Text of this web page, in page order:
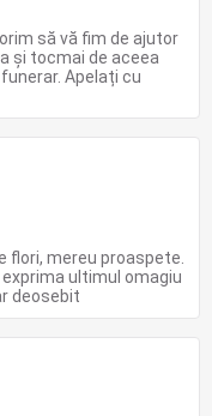
să vă fim de ajutor
și tocmai de aceea
Apelați cu
flori, mereu proaspete.
ultimul omagiu
deosebit